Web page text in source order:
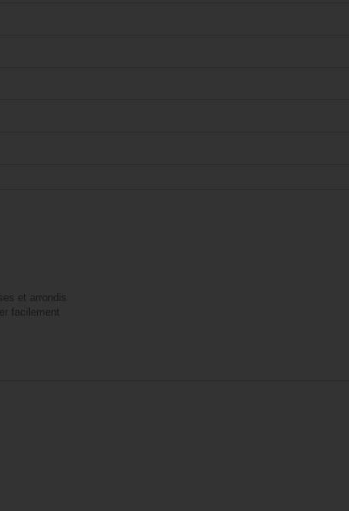
et arrondis
facilement